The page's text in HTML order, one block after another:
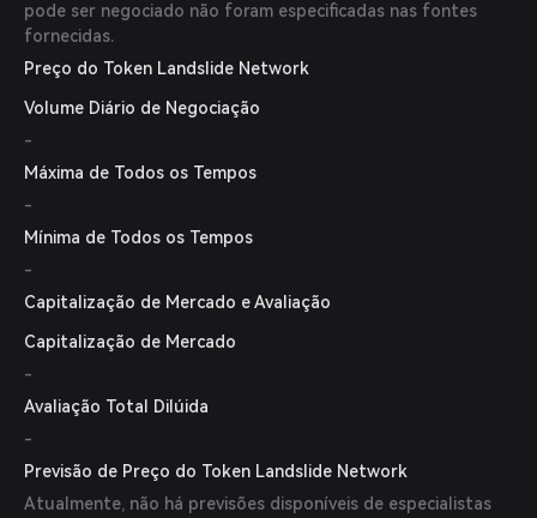
pode ser negociado não foram especificadas nas fontes
fornecidas.
Preço do Token Landslide Network
Volume Diário de Negociação
-
Máxima de Todos os Tempos
-
Mínima de Todos os Tempos
-
Capitalização de Mercado e Avaliação
Capitalização de Mercado
-
Avaliação Total Dilúida
-
Previsão de Preço do Token Landslide Network
Atualmente, não há previsões disponíveis de especialistas